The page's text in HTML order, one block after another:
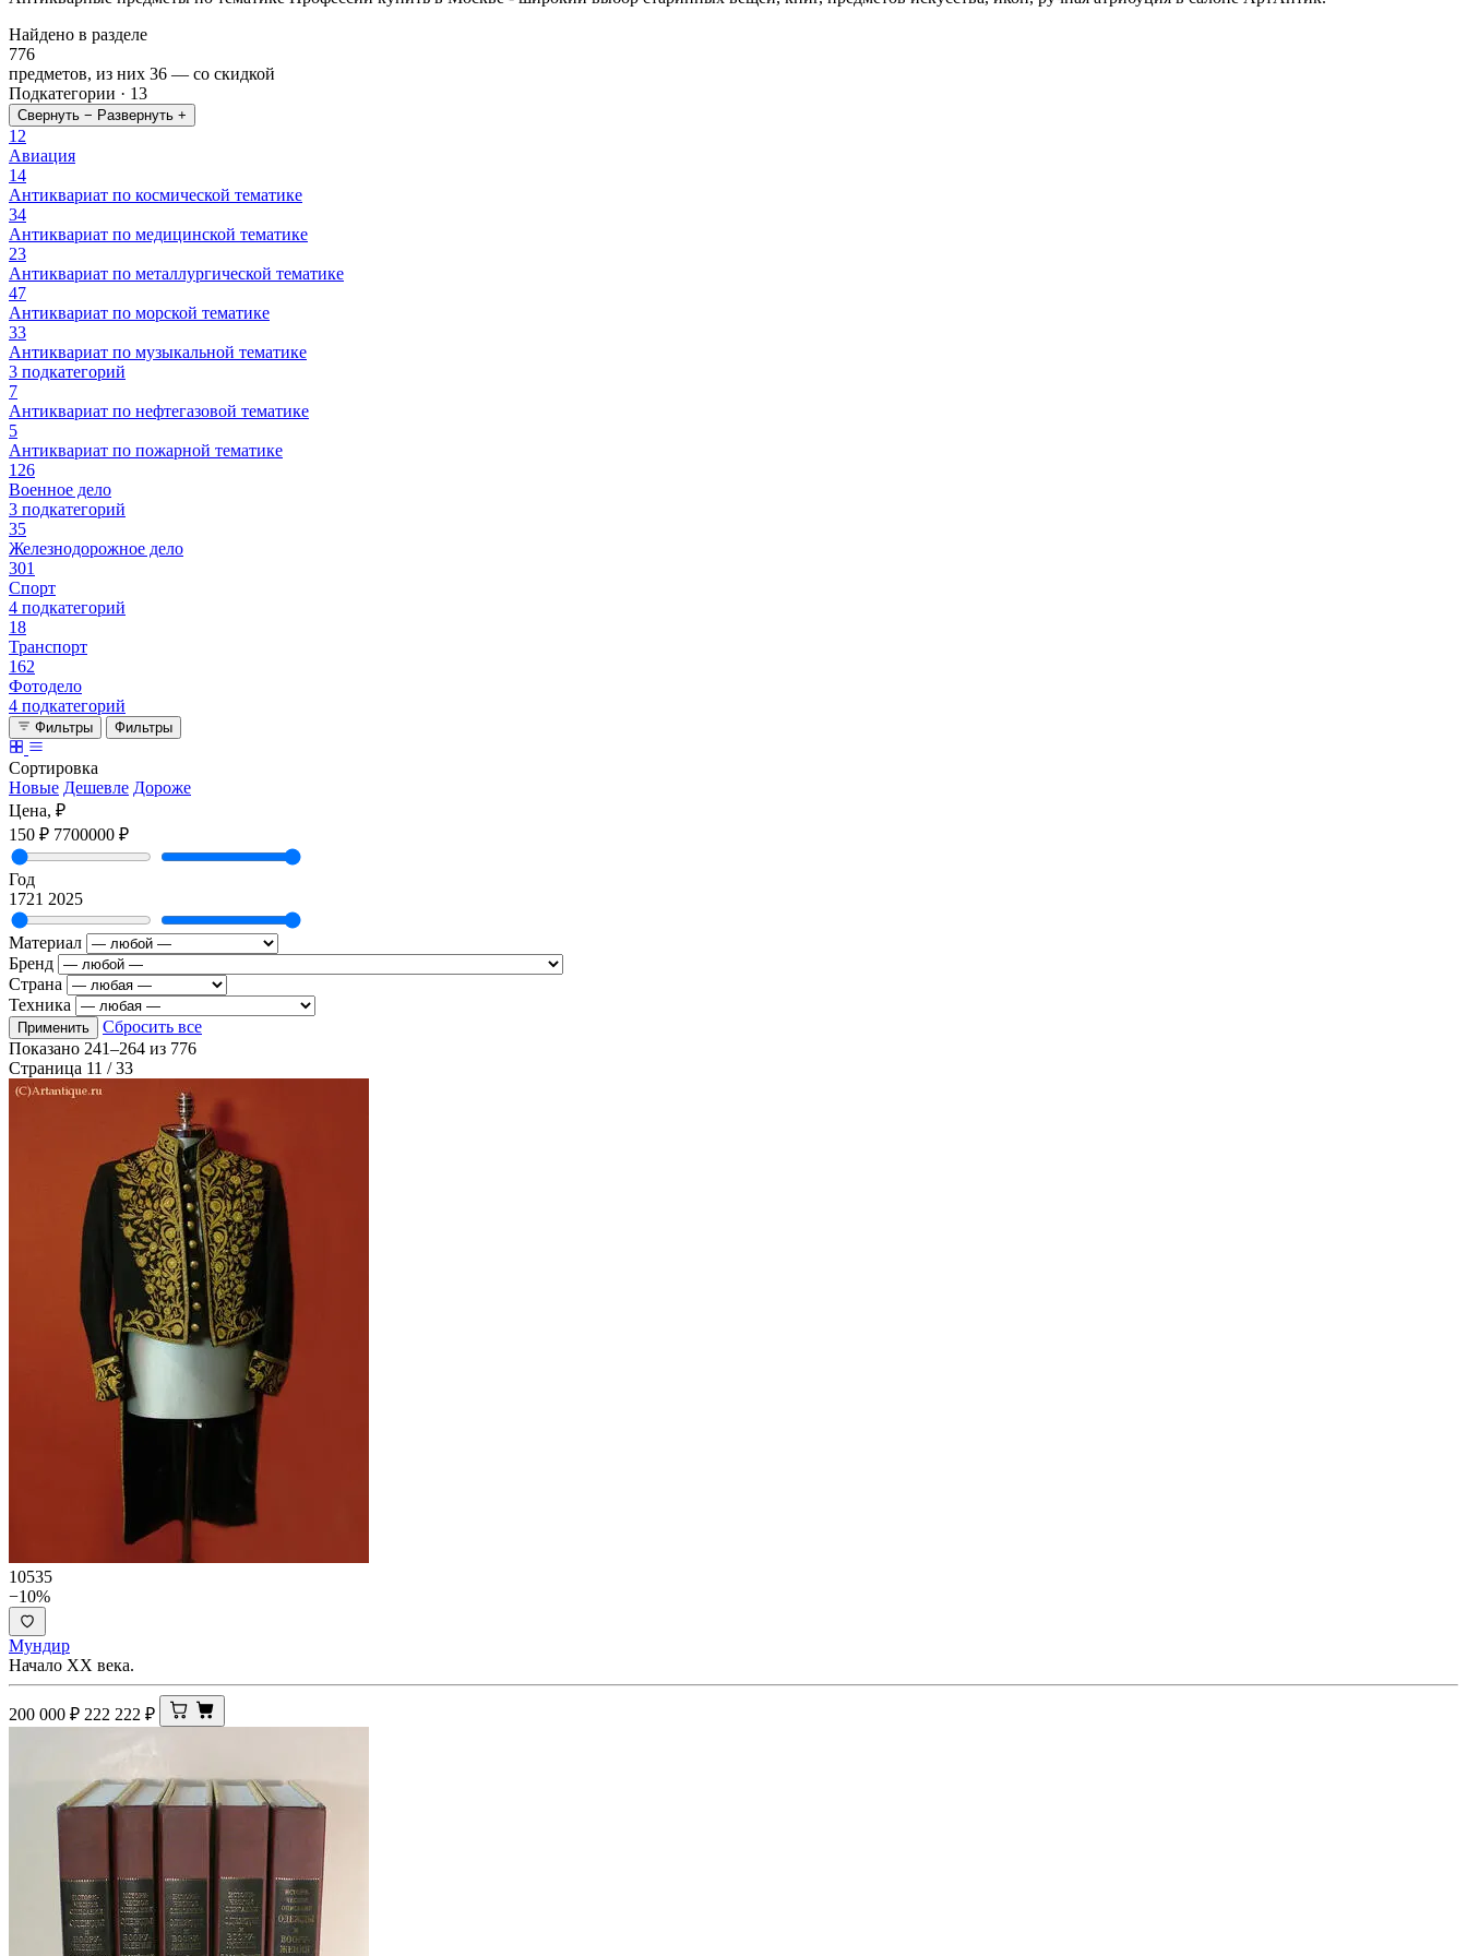
Найдено в разделе
776
предметов, из них 36 — со скидкой
Подкатегории · 13
Свернуть − Развернуть +
12
Авиация
14
Антиквариат по космической тематике
34
Антиквариат по медицинской тематике
23
Антиквариат по металлургической тематике
47
Антиквариат по морской тематике
33
Антиквариат по музыкальной тематике
3 подкатегорий
7
Антиквариат по нефтегазовой тематике
5
Антиквариат по пожарной тематике
126
Военное дело
3 подкатегорий
35
Железнодорожное дело
301
Спорт
4 подкатегорий
18
Транспорт
162
Фотодело
4 подкатегорий
Фильтры Фильтры
Сортировка
Новые Дешевле Дороже
Цена, ₽
150 ₽ 7700000 ₽
Год
1721 2025
Материал
Бренд
Страна
Техника
Применить
Сбросить все
Показано 241–264 из 776
Страница 11 / 33
10535
−10%
Мундир
Начало XX века.
200 000 ₽ 222 222 ₽